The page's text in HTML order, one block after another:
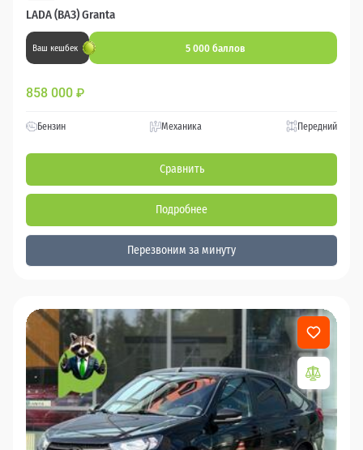
LADA (ВАЗ) Granta
Ваш кешбек 5 000 баллов
858 000 ₽
Бензин Механика Передний
Сравнить
Подробнее
Перезвоним за минуту